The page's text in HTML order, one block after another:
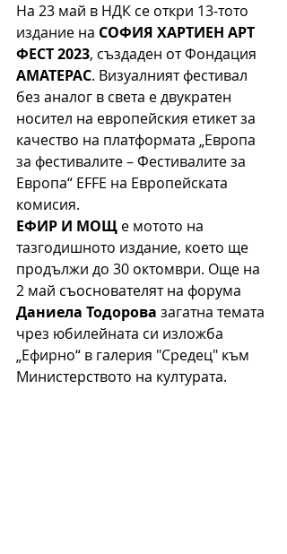
На 23 май в НДК се откри 13-тото
издание на СОФИЯ ХАРТИЕН АРТ
ФЕСТ 2023, създаден от Фондация
АМАТЕРАС. Визуалният фестивал
без аналог в света е двукратен
носител на европейския етикет за
качество на платформата „Европа
за фестивалите – Фестивалите за
Европа“ EFFE на Европейската
комисия.
ЕФИР И МОЩ е мотото на
тазгодишното издание, което ще
продължи до 30 октомври. Още на
2 май съоснователят на форума
Даниела Тодорова загатна темата
чрез юбилейната си изложба
„Ефирно“ в галерия "Средец" към
Министерството на културата.